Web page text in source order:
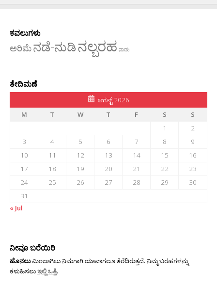
ಕವಲುಗಳು
ಅರಿಮೆನಡೆ-ನುಡಿನಲ್ಬರಹ ನಾಡು
ತೇದಿಮಣೆ
ಆಗಸ್ಟ್ 2026
M
T W T F S
S
1
2
3
4 5 6 7 8
9
10
11 12 13 14 15
16
17
18 19 20 21 22
23
24
25 26 27 28 29
30
31
« Jul
ನೀವೂ ಬರೆಯಿರಿ
ಹೊನಲುಮಿಂಬಾಗಿಲು ನಿಮಗಾಗಿ ಯಾವಾಗಲೂ ತೆರೆದಿರುತ್ತದೆ. ನಿಮ್ಮ ಬರಹಗಳನ್ನು
ಕಳುಹಿಸಲುಇಲ್ಲಿ ಒತ್ತಿ.